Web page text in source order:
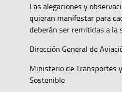
Las alegaciones y
quieran manifestar para
deberán ser remitidas a la
Dirección General de
Ministerio de Transportes
Sostenible